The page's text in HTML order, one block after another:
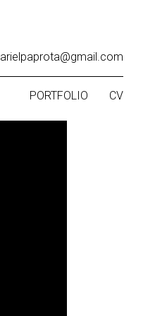
arielpaprota@gmail.com
PORTFOLIO CV